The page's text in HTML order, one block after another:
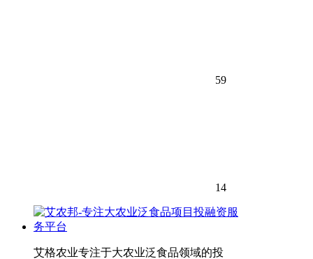
59
14
艾格农业专注于大农业泛食品领域的投